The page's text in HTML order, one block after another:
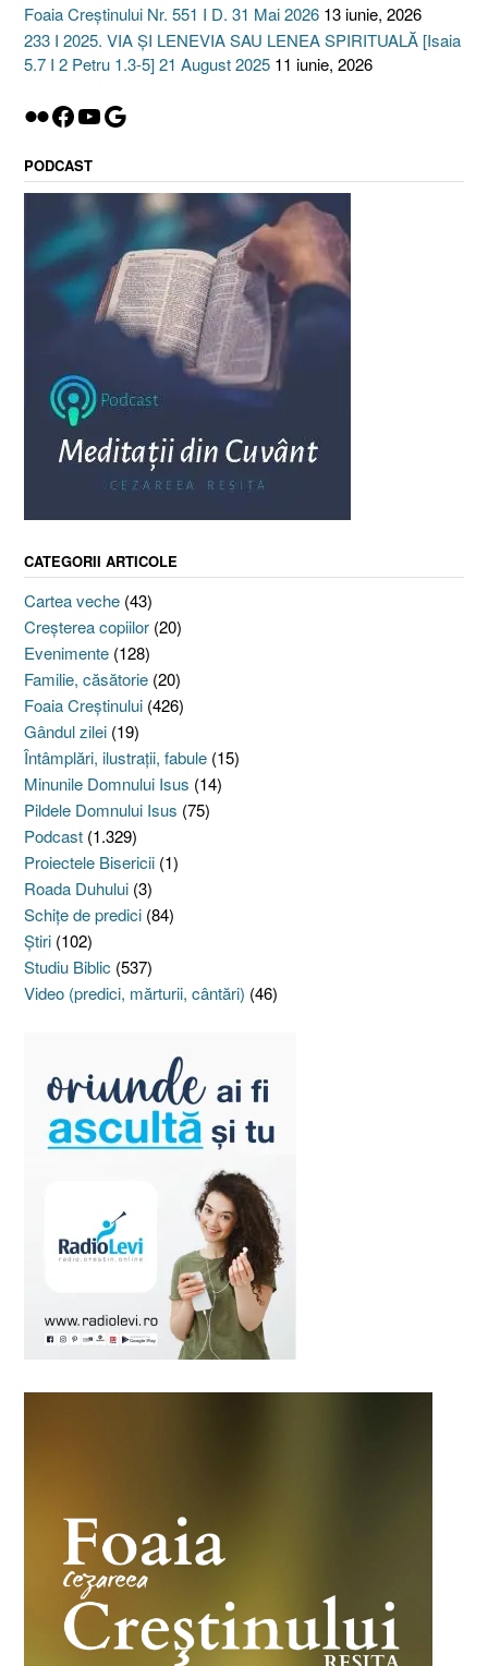
Foaia Creștinului Nr. 551 I D. 31 Mai 2026 13 iunie, 2026
233 I 2025. VIA ȘI LENEVIA SAU LENEA SPIRITUALĂ [Isaia
5.7 I 2 Petru 1.3-5] 21 August 2025 11 iunie, 2026
Flickr
Facebook
YouTube
Google
PODCAST
CATEGORII ARTICOLE
Cartea veche (43)
Creşterea copiilor (20)
Evenimente (128)
Familie, căsătorie (20)
Foaia Creştinului (426)
Gândul zilei (19)
Întâmplări, ilustraţii, fabule (15)
Minunile Domnului Isus (14)
Pildele Domnului Isus (75)
Podcast (1.329)
Proiectele Bisericii (1)
Roada Duhului (3)
Schiţe de predici (84)
Ştiri (102)
Studiu Biblic (537)
Video (predici, mărturii, cântări) (46)